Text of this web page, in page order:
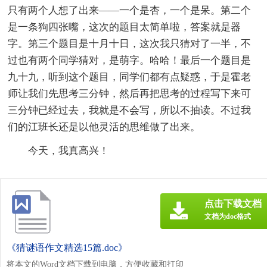
只有两个人想了出来——一个是杏，一个是呆。第二个
是一条狗四张嘴，这次的题目太简单啦，答案就是器
字。第三个题目是十月十日，这次我只猜对了一半，不
过也有两个同学猜对，是萌字。哈哈！最后一个题目是
九十九，听到这个题目，同学们都有点疑惑，于是霍老
师让我们先思考三分钟，然后再把思考的过程写下来可
三分钟已经过去，我就是不会写，所以不抽读。不过我
们的江班长还是以他灵活的思维做了出来。
今天，我真高兴！
《猜谜语作文精选15篇.doc》
将本文的Word文档下载到电脑，方便收藏和打印
点击下载文档
文档为doc格式